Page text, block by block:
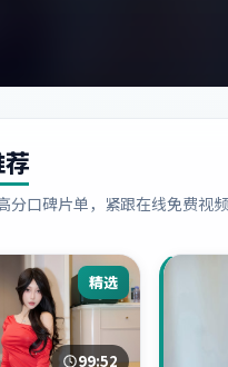
分口碑片单，紧跟在线免费视
精选
99:52